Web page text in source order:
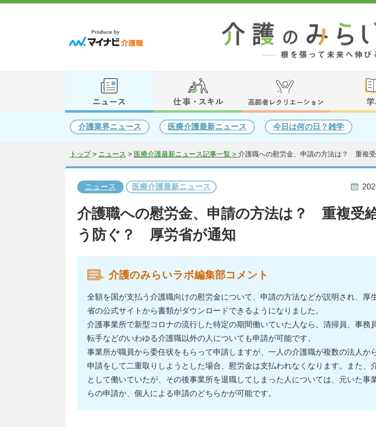
介護業界ニュース 医療介護最新ニュース 今日は何の日？雑学
トップ> ニュース > 医療介護最新ニュース記事一覧 > 介護職への慰労金、申請の方法は？ 重複
ニュース 医療介護最新ニュース
介護職への慰労金、申請の方法は？ 重複受
う防ぐ？ 厚労省が通知
介護のみらいラボ編集部コメント
全額を国が支払う介護職向けの慰労金について、申請の方法などが説明され、厚
省の公式サイトから書類がダウンロードできるようになりました。
介護事業所で新型コロナの流行した特定の期間働いていた人なら、清掃員、事務
転手などのいわゆる介護職以外の人についても申請が可能です。
事業所が職員から委任状をもらって申請しますが、一人の介護職が複数の法人か
申請をして二重取りしようとした場合、慰労金は支払われなくなります。また、
として働いていたが、その後事業所を退職してしまった人については、元いた事
らの申請か、個人による申請のどちらかが可能です。